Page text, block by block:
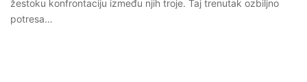
žestoku konfrontaciju između njih troje. Taj trenutak ozbiljno
potresa…